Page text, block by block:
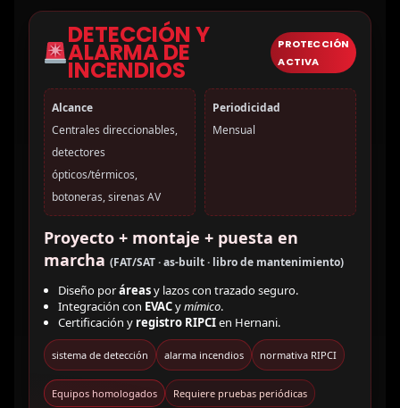
DETECCIÓN Y
ALARMA DE
INCENDIOS
PROTECCIÓN
ACTIVA
Alcance
Centrales direccionables,
detectores
ópticos/térmicos,
botoneras, sirenas AV
Periodicidad
Mensual
Proyecto + montaje + puesta en
marcha (FAT/SAT · as-built · libro de mantenimiento)
Diseño poráreasy lazos con trazado seguro.
Integración con EVACymímico.
Certificación y registro RIPCIen Hernani.
sistema de detección alarma incendios normativa RIPCI
Equipos homologados Requiere pruebas periódicas